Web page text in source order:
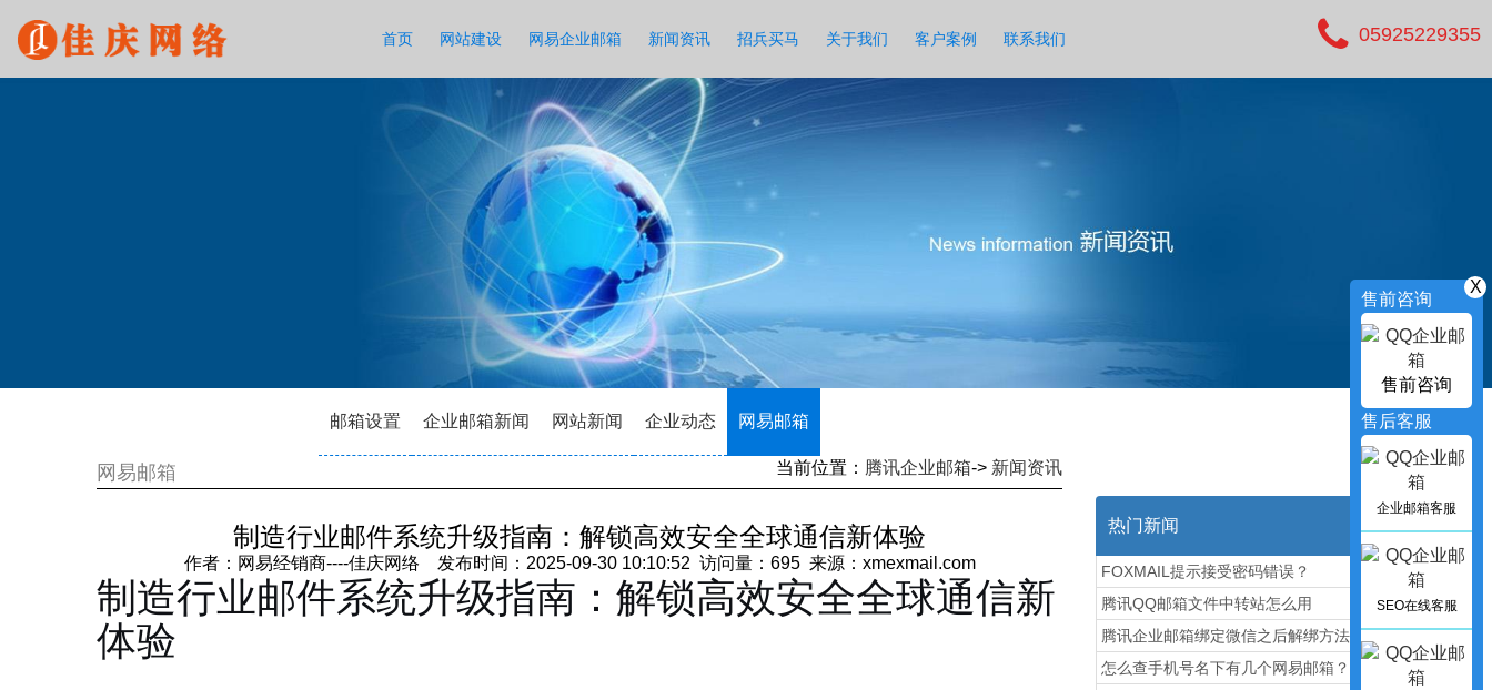
首页 网站建设 网易企业邮箱 新闻资讯 招兵买马 关于我们 客户案例 联系我们 05925229355
邮箱设置 企业邮箱新闻 网站新闻 企业动态 网易邮箱
网易邮箱 当前位置： 腾讯企业邮箱-> 新闻资讯
制造行业邮件系统升级指南：解锁高效安全全球通信新体验
作者：网易经销商----佳庆网络 发布时间：2025-09-30 10:10:52 访问量：695 来源：xmexmail.com
制造行业邮件系统升级指南：解锁高效安全全球通信新
体验
热门新闻
FOXMAIL提示接受密码错误？
腾讯QQ邮箱文件中转站怎么用
腾讯企业邮箱绑定微信之后解绑方法图解
怎么查手机号名下有几个网易邮箱？
X
售前咨询
售前咨询
售后客服
企业邮箱客服
SEO在线客服